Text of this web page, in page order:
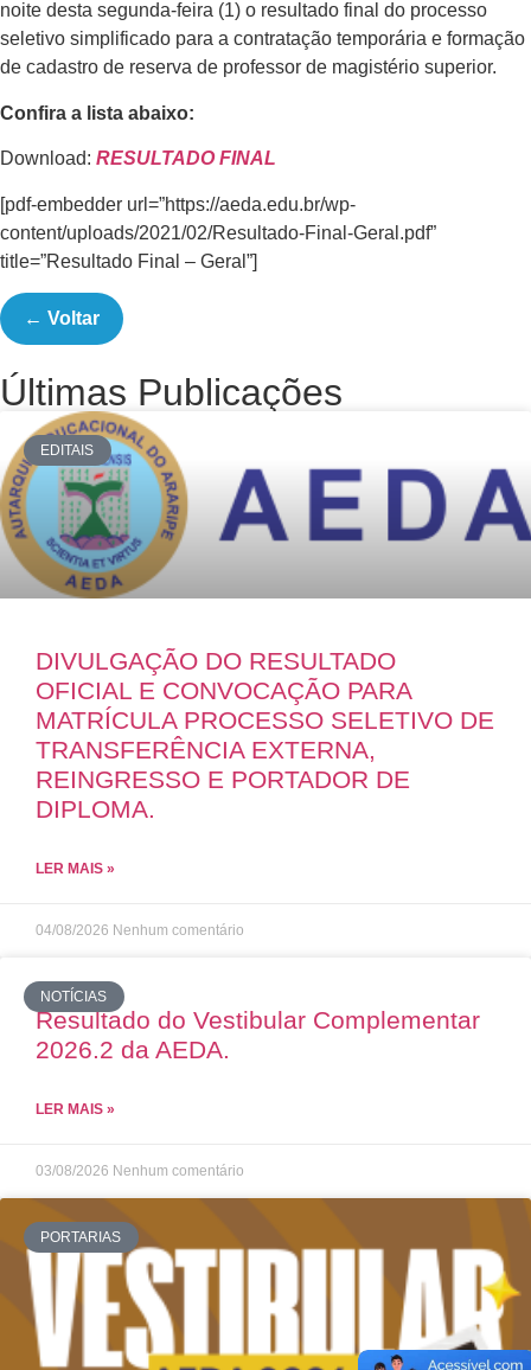
noite desta segunda-feira (1) o resultado final do processo
seletivo simplificado para a contratação temporária e formação
de cadastro de reserva de professor de magistério superior.
Confira a lista abaixo:
Download: RESULTADO FINAL
[pdf-embedder url=”https://aeda.edu.br/wp-
content/uploads/2021/02/Resultado-Final-Geral.pdf”
title=”Resultado Final – Geral”]
← Voltar
Últimas Publicações
EDITAIS
DIVULGAÇÃO DO RESULTADO
OFICIAL E CONVOCAÇÃO PARA
MATRÍCULA PROCESSO SELETIVO DE
TRANSFERÊNCIA EXTERNA,
REINGRESSO E PORTADOR DE
DIPLOMA.
LER MAIS »
04/08/2026 Nenhum comentário
NOTÍCIAS
Resultado do Vestibular Complementar
2026.2 da AEDA.
LER MAIS »
03/08/2026 Nenhum comentário
PORTARIAS